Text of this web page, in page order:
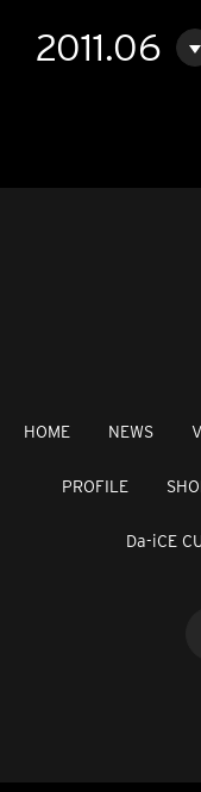
2011.06
HOME NEWS
PROFILE
Da-iCE